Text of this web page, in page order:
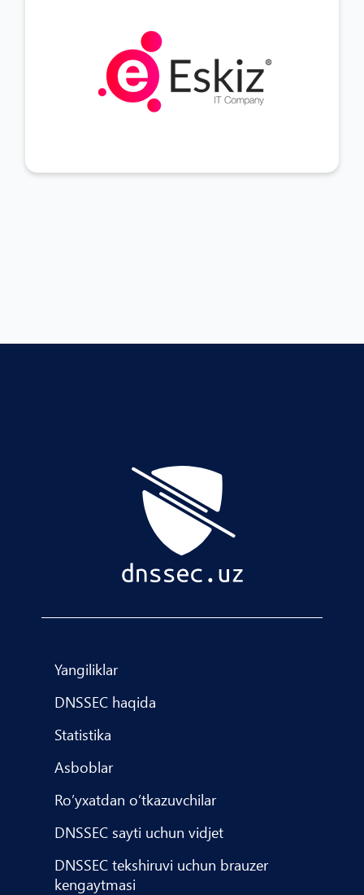
Yangiliklar
DNSSEC haqida
Statistika
Asboblar
Roʼyxatdan oʼtkazuvchilar
DNSSEC sayti uchun vidjet
DNSSEC tekshiruvi uchun brauzer
kengaytmasi